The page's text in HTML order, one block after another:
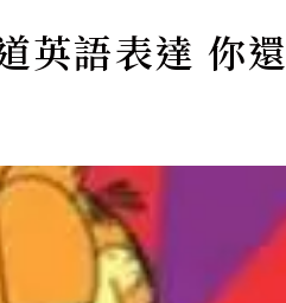
英語表達 你